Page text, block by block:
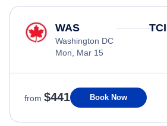
WAS
Washington DC
Mon, Mar 15
TCI
from $441 Book Now